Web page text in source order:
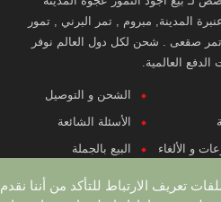
المدينة, مبروم , تمر البرني , تمور
صقعى . شحن لكل دول العالم نوفر
العالمية.
الشحن و التوصيل
الأسئلة الشائعة
و الألغاء
البيع بالجملة
عروض خاصة
تعريف الارتباط للتأكد من أننا نقدم